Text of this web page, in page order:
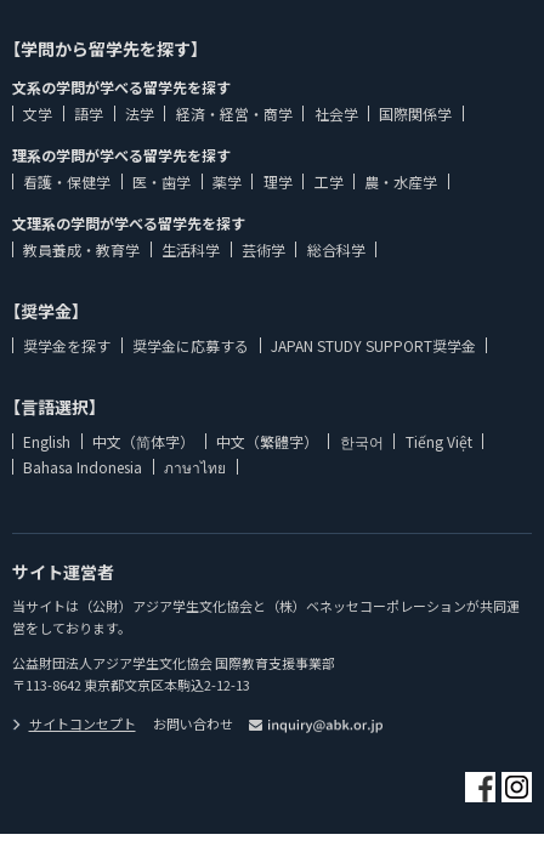
【学問から留学先を探す】
文系の学問が学べる留学先を探す
文学
語学 法学 経済・経営・商学 社会学
国際関係学
理系の学問が学べる留学先を探す
看護・保健学
医・歯学 薬学 理学 工学
農・水産学
文理系の学問が学べる留学先を探す
教員養成・教育学
生活科学 芸術学 総合科学
【奨学金】
奨学金を探す 奨学金に応募する JAPAN STUDY SUPPORT奨学金
【言語選択】
English 中文（简体字） 中文（繁體字） 한국어
Tiếng Việt
Bahasa Indonesia
ภาษาไทย
サイト運営者
当サイトは（公財）アジア学生文化協会と（株）ベネッセコーポレーションが共同運
営をしております。
公益財団法人アジア学生文化協会 国際教育支援事業部
〒113-8642 東京都文京区本駒込2-12-13
サイトコンセプト
お問い合わせ